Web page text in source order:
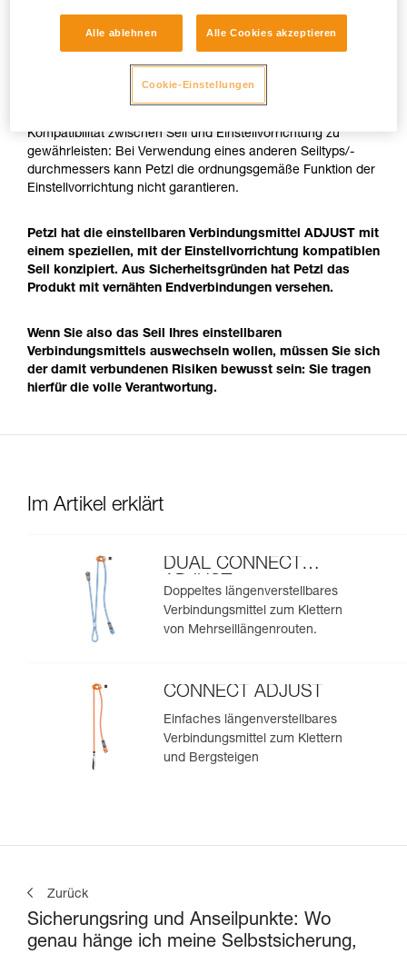
- Die Verbindungsmittel wurden bei einer festgelegten Länge
des fixen/einstellbaren Strangs getestet. Bei einer Änderung
der Länge des Verbindungsmittels erhöhen sich die Werte
der beim dynamischen Test ermittelten Kräfte.
Kompatibilität zwischen Seil und Einstellvorrichtung zu
gewährleisten: Bei Verwendung eines anderen Seiltyps/-
durchmessers kann Petzl die ordnungsgemäße Funktion der
Einstellvorrichtung nicht garantieren.
Petzl hat die einstellbaren Verbindungsmittel ADJUST mit
einem speziellen, mit der Einstellvorrichtung kompatiblen
Seil konzipiert. Aus Sicherheitsgründen hat Petzl das
Produkt mit vernähten Endverbindungen versehen.
Wenn Sie also das Seil Ihres einstellbaren
Verbindungsmittels auswechseln wollen, müssen Sie sich
der damit verbundenen Risiken bewusst sein: Sie tragen
hierfür die volle Verantwortung.
Im Artikel erklärt
DUAL CONNECT
ADJUST
Doppeltes längenverstellbares
Verbindungsmittel zum Klettern
von Mehrseillängenrouten.
CONNECT ADJUST
Einfaches längenverstellbares
Verbindungsmittel zum Klettern
und Bergsteigen
Zurück
Sicherungsring und Anseilpunkte: Wo
genau hänge ich meine Selbstsicherung,
Alle ablehnen Alle Cookies akzeptieren
Cookie-Einstellungen